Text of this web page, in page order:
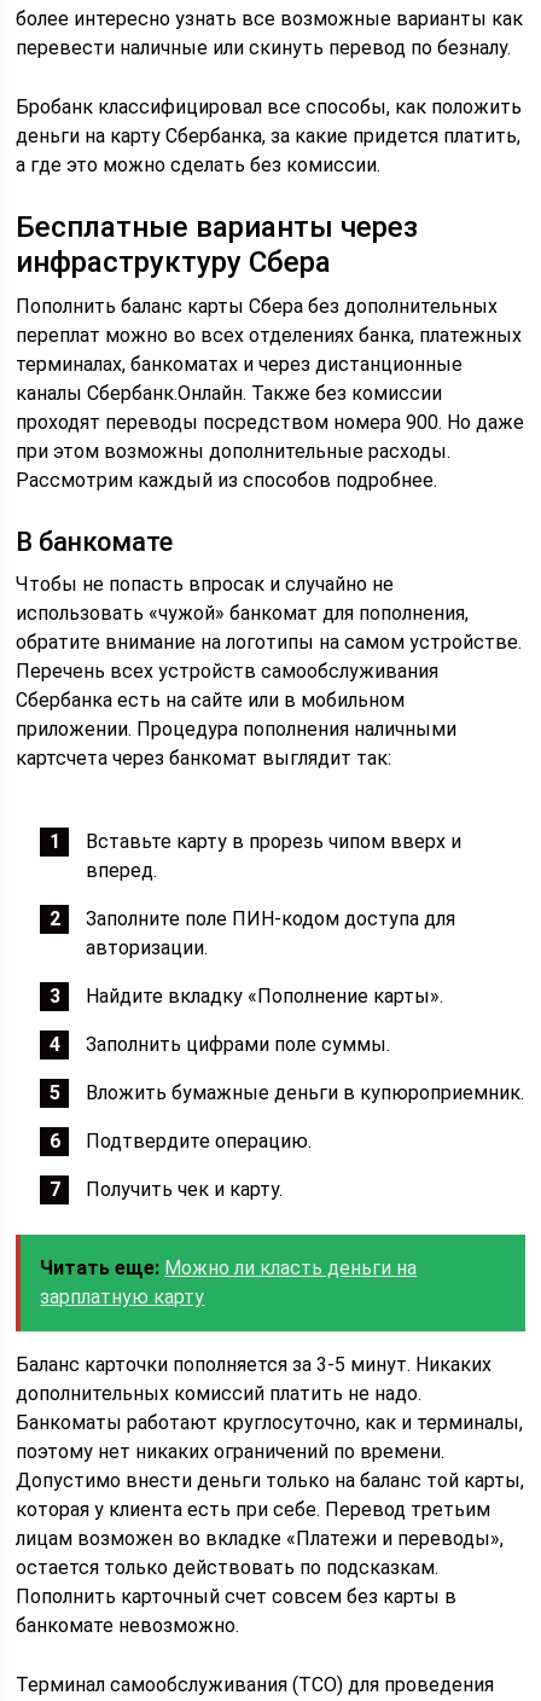
более интересно узнать все возможные варианты как
перевести наличные или скинуть перевод по безналу.
Бробанк классифицировал все способы, как положить
деньги на карту Сбербанка, за какие придется платить,
а где это можно сделать без комиссии.
Бесплатные варианты через
инфраструктуру Сбера
Пополнить баланс карты Сбера без дополнительных
переплат можно во всех отделениях банка, платежных
терминалах, банкоматах и через дистанционные
каналы Сбербанк.Онлайн. Также без комиссии
проходят переводы посредством номера 900. Но даже
при этом возможны дополнительные расходы.
Рассмотрим каждый из способов подробнее.
В банкомате
Чтобы не попасть впросак и случайно не
использовать «чужой» банкомат для пополнения,
обратите внимание на логотипы на самом устройстве.
Перечень всех устройств самообслуживания
Сбербанка есть на сайте или в мобильном
приложении. Процедура пополнения наличными
картсчета через банкомат выглядит так:
Вставьте карту в прорезь чипом вверх и
вперед.
Заполните поле ПИН-кодом доступа для
авторизации.
Найдите вкладку «Пополнение карты».
Заполнить цифрами поле суммы.
Вложить бумажные деньги в купюроприемник.
Подтвердите операцию.
Получить чек и карту.
Читать еще: Можно ли класть деньги на
зарплатную карту
Баланс карточки пополняется за 3-5 минут. Никаких
дополнительных комиссий платить не надо.
Банкоматы работают круглосуточно, как и терминалы,
поэтому нет никаких ограничений по времени.
Допустимо внести деньги только на баланс той карты,
которая у клиента есть при себе. Перевод третьим
лицам возможен во вкладке «Платежи и переводы»,
остается только действовать по подсказкам.
Пополнить карточный счет совсем без карты в
банкомате невозможно.
Терминал самообслуживания (ТСО) для проведения